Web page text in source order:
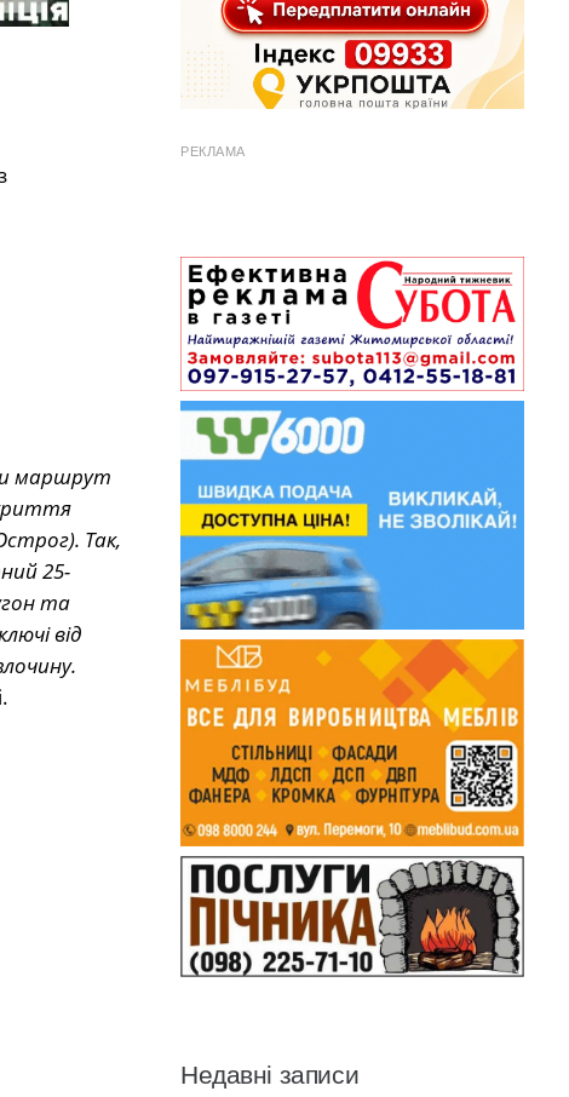
маршрут
Так,
25-
та
від
РЕКЛАМА
Недавні записи